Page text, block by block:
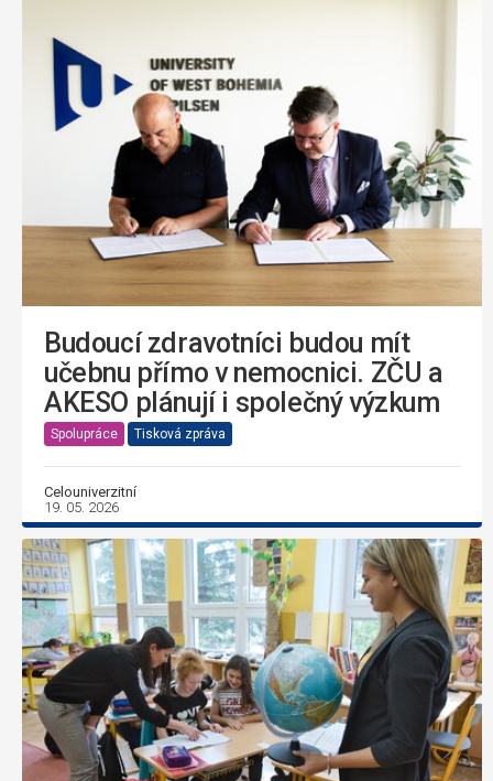
Budoucí zdravotníci budou mít
učebnu přímo v nemocnici. ZČU a
AKESO plánují i společný výzkum
Spolupráce Tisková zpráva
Celouniverzitní
19. 05. 2026